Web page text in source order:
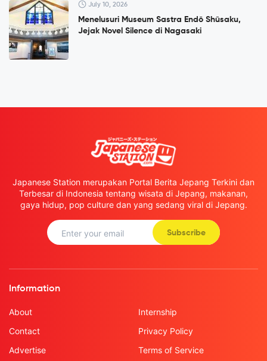
July 10, 2026
Menelusuri Museum Sastra Endō Shūsaku,
Jejak Novel Silence di Nagasaki
Japanese Station merupakan Portal Berita Jepang Terkini dan
Terbesar di Indonesia tentang wisata di Jepang, makanan,
gaya hidup, pop culture dan yang sedang viral di Jepang.
Subscribe
Information
About
Contact
Advertise
Internship
Privacy Policy
Terms of Service